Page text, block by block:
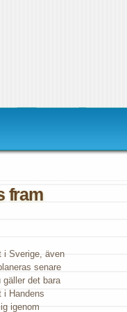
fram
i Sverige, även
senare
gäller det bara
i Handens
igenom